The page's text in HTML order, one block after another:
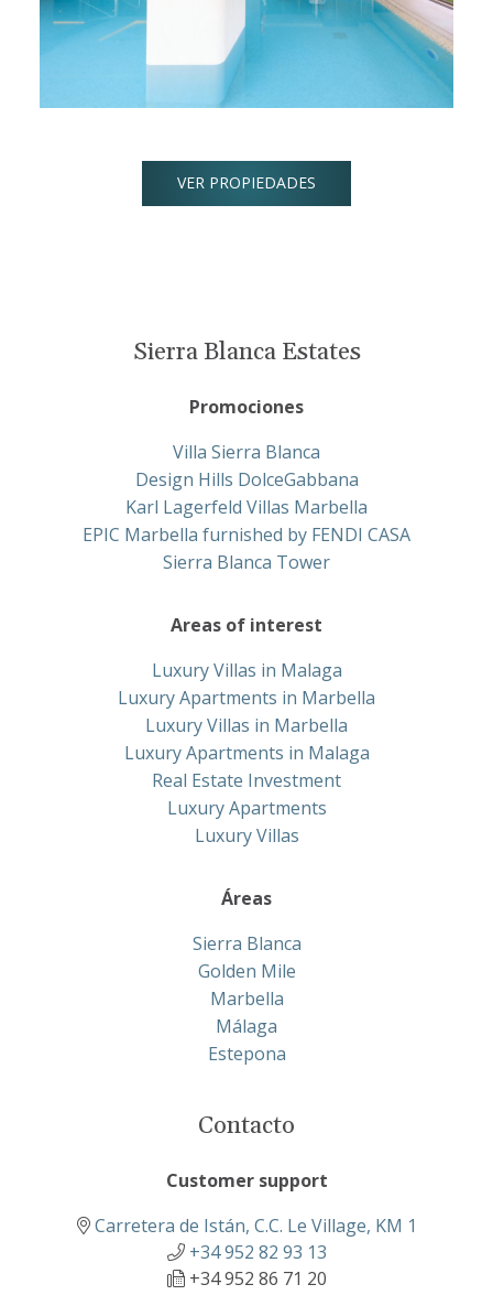
VER PROPIEDADES
Sierra Blanca Estates
Promociones
Villa Sierra Blanca
Design Hills DolceGabbana
Karl Lagerfeld Villas Marbella
EPIC Marbella furnished by FENDI CASA
Sierra Blanca Tower
Areas of interest
Luxury Villas in Malaga
Luxury Apartments in Marbella
Luxury Villas in Marbella
Luxury Apartments in Malaga
Real Estate Investment
Luxury Apartments
Luxury Villas
Áreas
Sierra Blanca
Golden Mile
Marbella
Málaga
Estepona
Contacto
Customer support
Carretera de Istán, C.C. Le Village, KM 1
+34 952 82 93 13
+34 952 86 71 20